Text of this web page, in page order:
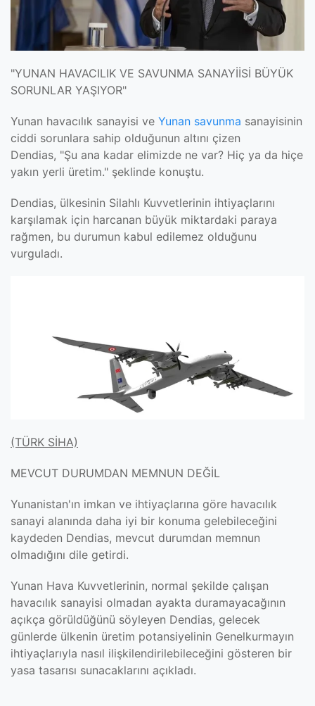
"YUNAN HAVACILIK VE SAVUNMA SANAYİİSİ BÜYÜK
SORUNLAR YAŞIYOR"
Yunan havacılık sanayisi ve Yunan savunma sanayisinin
ciddi sorunlara sahip olduğunun altını çizen
Dendias, "Şu ana kadar elimizde ne var? Hiç ya da hiçe
yakın yerli üretim." şeklinde konuştu.
Dendias, ülkesinin Silahlı Kuvvetlerinin ihtiyaçlarını
karşılamak için harcanan büyük miktardaki paraya
rağmen, bu durumun kabul edilemez olduğunu
vurguladı.
(TÜRK SİHA)
MEVCUT DURUMDAN MEMNUN DEĞİL
Yunanistan'ın imkan ve ihtiyaçlarına göre havacılık
sanayi alanında daha iyi bir konuma gelebileceğini
kaydeden Dendias, mevcut durumdan memnun
olmadığını dile getirdi.
Yunan Hava Kuvvetlerinin, normal şekilde çalışan
havacılık sanayisi olmadan ayakta duramayacağının
açıkça görüldüğünü söyleyen Dendias, gelecek
günlerde ülkenin üretim potansiyelinin Genelkurmayın
ihtiyaçlarıyla nasıl ilişkilendirilebileceğini gösteren bir
yasa tasarısı sunacaklarını açıkladı.